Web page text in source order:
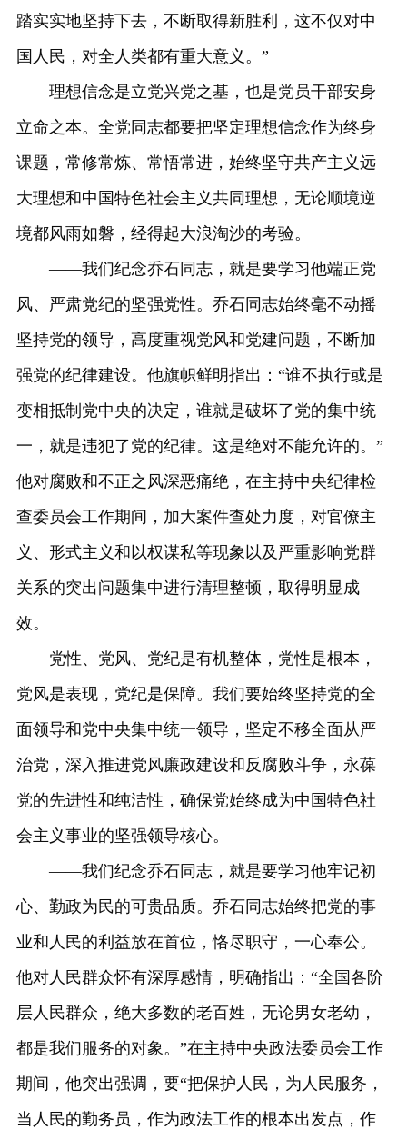
踏实实地坚持下去，不断取得新胜利，这不仅对中
国人民，对全人类都有重大意义。”
理想信念是立党兴党之基，也是党员干部安身
立命之本。全党同志都要把坚定理想信念作为终身
课题，常修常炼、常悟常进，始终坚守共产主义远
大理想和中国特色社会主义共同理想，无论顺境逆
境都风雨如磐，经得起大浪淘沙的考验。
——我们纪念乔石同志，就是要学习他端正党
风、严肃党纪的坚强党性。乔石同志始终毫不动摇
坚持党的领导，高度重视党风和党建问题，不断加
强党的纪律建设。他旗帜鲜明指出：“谁不执行或是
变相抵制党中央的决定，谁就是破坏了党的集中统
一，就是违犯了党的纪律。这是绝对不能允许的。”
他对腐败和不正之风深恶痛绝，在主持中央纪律检
查委员会工作期间，加大案件查处力度，对官僚主
义、形式主义和以权谋私等现象以及严重影响党群
关系的突出问题集中进行清理整顿，取得明显成
效。
党性、党风、党纪是有机整体，党性是根本，
党风是表现，党纪是保障。我们要始终坚持党的全
面领导和党中央集中统一领导，坚定不移全面从严
治党，深入推进党风廉政建设和反腐败斗争，永葆
党的先进性和纯洁性，确保党始终成为中国特色社
会主义事业的坚强领导核心。
——我们纪念乔石同志，就是要学习他牢记初
心、勤政为民的可贵品质。乔石同志始终把党的事
业和人民的利益放在首位，恪尽职守，一心奉公。
他对人民群众怀有深厚感情，明确指出：“全国各阶
层人民群众，绝大多数的老百姓，无论男女老幼，
都是我们服务的对象。”在主持中央政法委员会工作
期间，他突出强调，要“把保护人民，为人民服务，
当人民的勤务员，作为政法工作的根本出发点，作